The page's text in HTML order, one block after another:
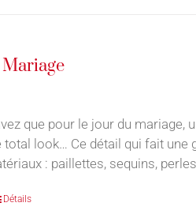
que pour le jour du mariage,
look… Ce détail qui fait
: paillettes, sequins,
Détails